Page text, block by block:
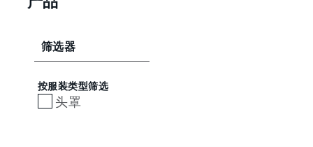
筛选器
按服装类型筛选
头罩